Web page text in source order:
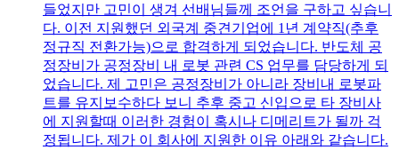
들었지만 고민이 생겨 선배님들께 조언을 구하고 싶습니
다. 이전 지원했던 외국계 중견기업에 1년 계약직(추후
정규직 전환가능)으로 합격하게 되었습니다. 반도체 공
정장비가 공정장비 내 로봇 관련 CS 업무를 담당하게 되
었습니다. 제 고민은 공정장비가 아니라 장비내 로봇파
트를 유지보수하다 보니 추후 중고 신입으로 타 장비사
에 지원할때 이러한 경험이 혹시나 디메리트가 될까 걱
정됩니다. 제가 이 회사에 지원한 이유 아래와 같습니다.